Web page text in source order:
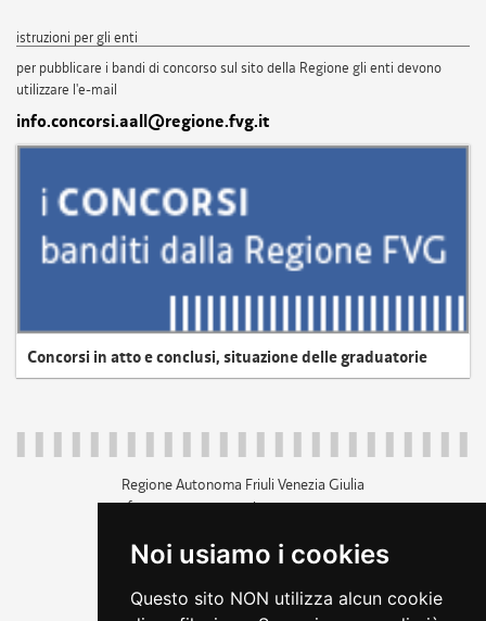
Noi usiamo i cookies
Questo sito NON utilizza alcun cookie
istruzioni per gli enti
per pubblicare i bandi di concorso sul sito della Regione gli enti devono
utilizzare l'e-mail
info.concorsi.aall@regione.fvg.it
Concorsi in atto e conclusi, situazione delle graduatorie
Regione Autonoma Friuli Venezia Giulia
c.f. 80014930327; p.iva 00526040324
+39 040 3771111